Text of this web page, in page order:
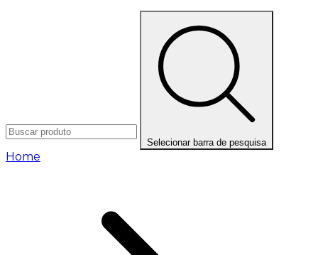
Selecionar barra de pesquisa
Home